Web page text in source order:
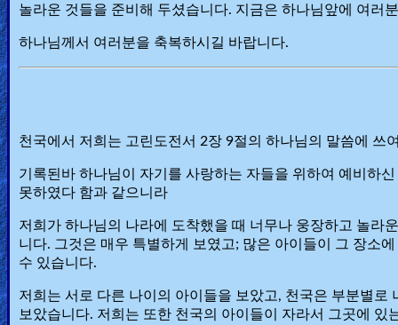
놀라운 것들을 준비해 두셨습니다. 지금은 하나님앞에 여러
하나님께서 여러분을 축복하시길 바랍니다.
천국에서 저희는 고린도전서 2장 9절의 하나님의 말씀에 쓰
기록된바 하나님이 자기를 사랑하는 자들을 위하여 예비하
못하였다 함과 같으니라
저희가 하나님의 나라에 도착했을 때 너무나 웅장하고 놀라
니다. 그것은 매우 특별하게 보였고; 많은 아이들이 그 장소
수 있습니다.
저희는 서로 다른 나이의 아이들을 보았고, 천국은 부분별
보았습니다. 저희는 또한 천국의 아이들이 자라서 그곳에